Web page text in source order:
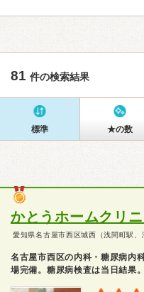
81 件の検索結果
標準 ★の数
かとうホームクリ
愛知県名古屋市西区城西（浅間町駅、
名古屋市西区の内科・糖尿病内
場完備。糖尿病検査は当日結果。